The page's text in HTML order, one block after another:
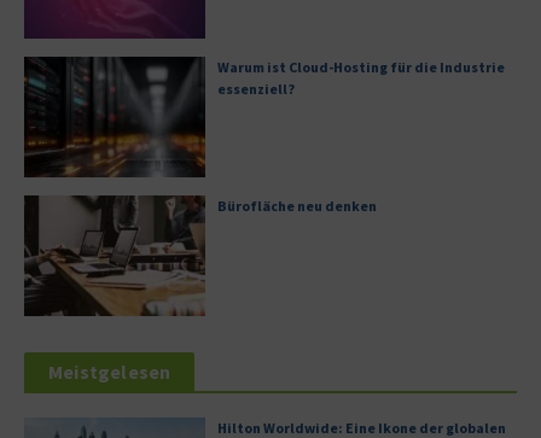
Warum ist Cloud-Hosting für die Industrie
essenziell?
Bürofläche neu denken
Meistgelesen
Hilton Worldwide: Eine Ikone der globalen